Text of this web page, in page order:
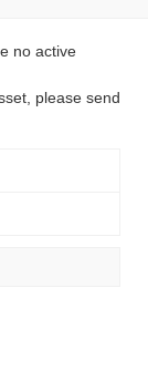
no active
please send